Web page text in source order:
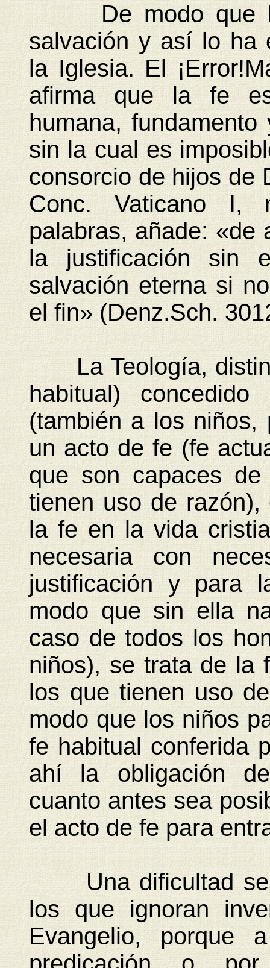
De modo que la
salvación y así lo ha
la Iglesia. El
afirma que la fe
humana,
sin la cual es
consorcio de hijos de
Conc. Vaticano I,
palabras, añade: «de
la justificación sin
salvación eterna si
el fin» (Denz.Sch.
La Teología,
habitual)
(también a los niños,
un acto de fe (fe
que son capaces de
tienen uso de
la fe en la vida
necesaria con
justificación y para
modo que sin ella
caso de todos los
niños), se trata de la
los que tienen uso
modo que los niños
fe habitual conferida
ahí la obligación
cuanto antes sea
el acto de fe para
Una dificultad se
los que ignoran
Evangelio,